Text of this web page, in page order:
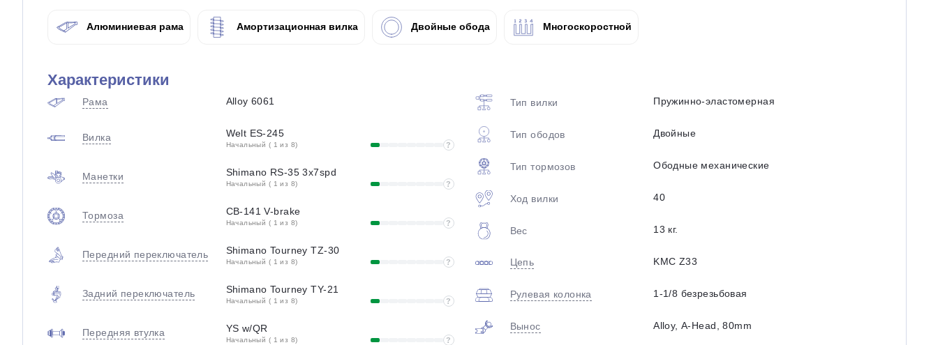
Алюминиевая рама Амортизационная вилка Двойные обода Многоскоростной
Характеристики
Рама Alloy 6061
Вилка Welt ES-245
Начальный ( 1 из 8) ?
Манетки Shimano RS-35 3x7spd
Начальный ( 1 из 8) ?
Тормоза CB-141 V-brake
Начальный ( 1 из 8) ?
Передний переключатель Shimano Tourney TZ-30
Начальный ( 1 из 8) ?
Задний переключатель Shimano Tourney TY-21
Начальный ( 1 из 8) ?
Передняя втулка YS w/QR
Начальный ( 1 из 8) ?
Тип вилки Пружинно-эластомерная
Тип ободов Двойные
Тип тормозов Ободные механические
Ход вилки 40
Вес 13 кг.
Цепь KMC Z33
Рулевая колонка 1-1/8 безрезьбовая
Вынос Alloy, A-Head, 80mm
Остались вопросы?